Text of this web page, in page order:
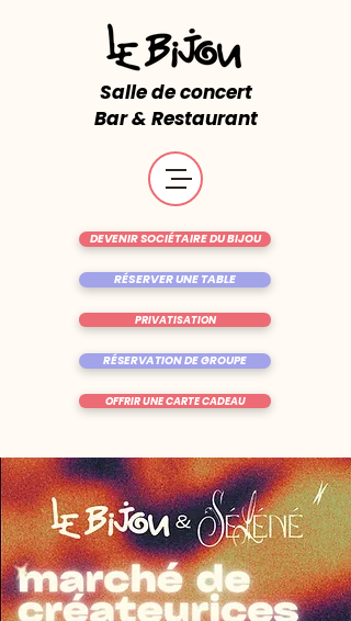
Salle de concert
Bar & Restaurant
RÉSERVER UNE TABLE
OFFRIR UNE CARTE CADEAU
DEVENIR SOCIÉTAIRE DU BIJOU
RÉSERVATION DE GROUPE
PRIVATISATION